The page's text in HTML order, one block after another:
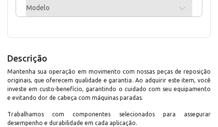
Modelo
Descrição
Mantenha sua operação em movimento com nossas peças de reposição
originais, que oferecem qualidade e garantia. Ao adquirir este item, você
investe em custo-benefício, garantindo o cuidado com seu equipamento
e evitando dor de cabeça com máquinas paradas.
Trabalhamos com componentes selecionados para assegurar
desempenho e durabilidade em cada aplicação.